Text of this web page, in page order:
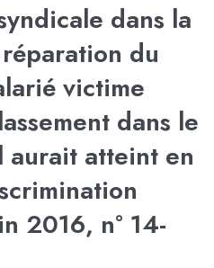
dans la
du
victime
dans le
aurait atteint en
2016, n° 14-